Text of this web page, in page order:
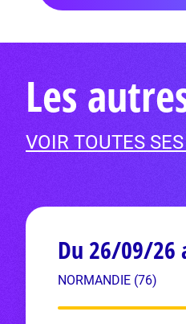
Les
VOIR TOUTES
Du 26/09/26
NORMANDIE (76)